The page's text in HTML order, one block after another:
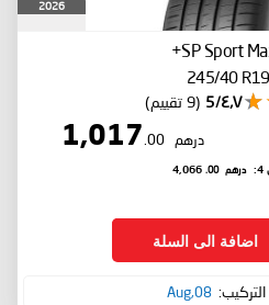
2026
SP Sport
245/40
٤٫٧/5 (9 تقييم)
درهم 1,017
.00
درهم 4,066
.00
اضافة الى السلة
08,Aug